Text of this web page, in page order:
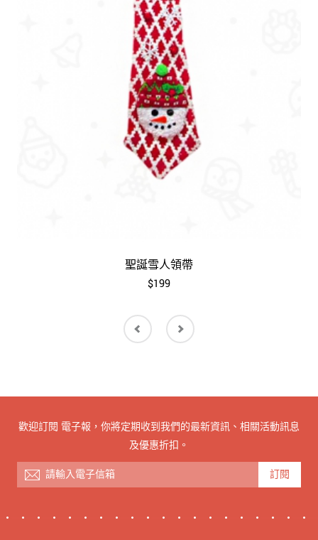
聖誕雪人領帶
$199
歡迎訂閱 電子報，你將定期收到我們的最新資訊、相關活動訊息
及優惠折扣。
訂閱